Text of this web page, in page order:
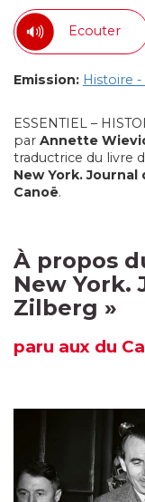
Ecouter
Emission: Histoire
ESSENTIEL –
par Annette
traductrice du livre
New York. Journal
Canoë.
À propos
New York.
Zilberg »
paru aux du